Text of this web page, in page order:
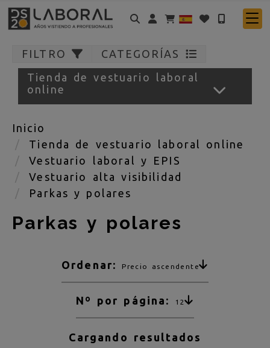
Identifícate
FILTRO
CATEGORÍAS
Tienda de vestuario laboral
online
Inicio
Tienda de vestuario laboral online
Vestuario laboral y EPIS
Vestuario alta visibilidad
Parkas y polares
Parkas y polares
Ordenar: Precio ascendente
Nº por página: 12
Cargando resultados